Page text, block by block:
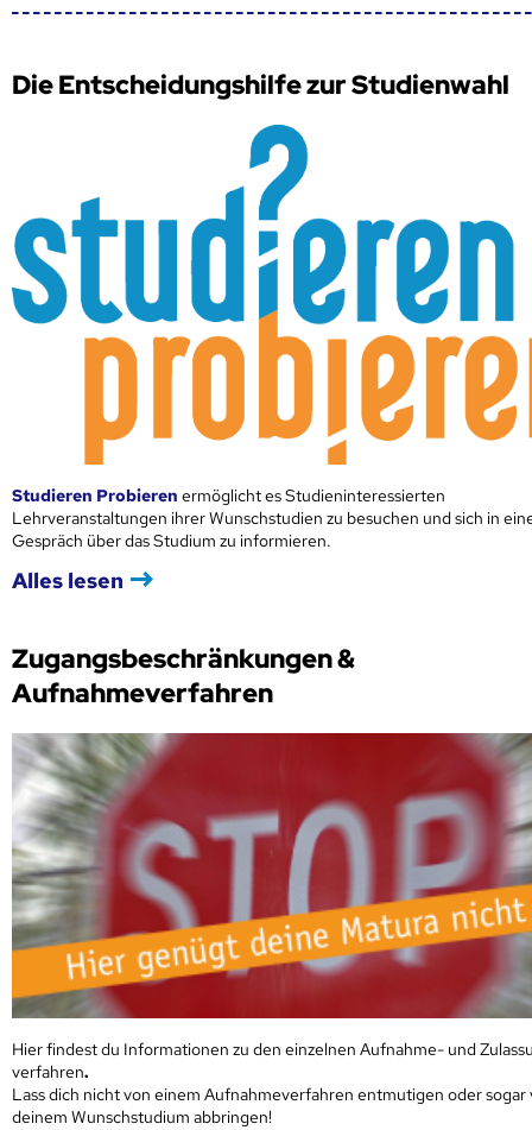
Die Entscheidungshilfe zur Studienwahl
Studieren Probieren ermöglicht es Studieninteressierten
Lehrveranstaltungen ihrer Wunschstudien zu besuchen und sich in
Gespräch über das Studium zu informieren.
Alles lesen
Zugangsbeschränkungen &
Aufnahmeverfahren
Hier findest du Informationen zu den einzelnen Aufnahme- und
verfahren.
Lass dich nicht von einem Aufnahmeverfahren entmutigen oder sogar
deinem Wunschstudium abbringen!